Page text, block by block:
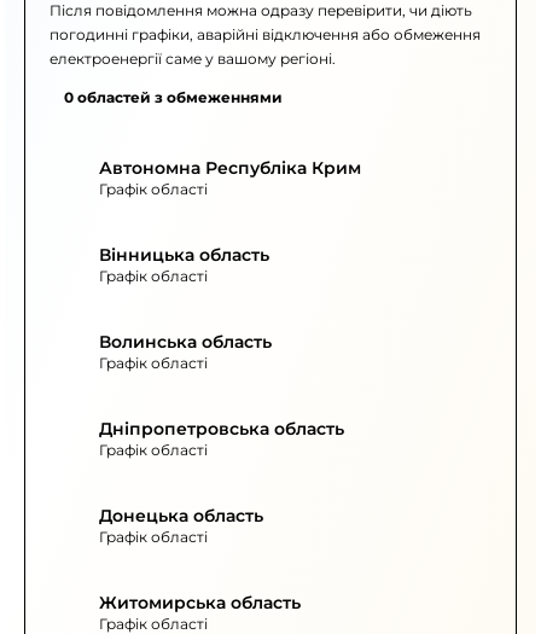
Після повідомлення можна одразу перевірити, чи діють
погодинні графіки, аварійні відключення або обмеження
електроенергії саме у вашому регіоні.
0 областей з обмеженнями
Автономна Республіка Крим
Графік області
Вінницька область
Графік області
Волинська область
Графік області
Дніпропетровська область
Графік області
Донецька область
Графік області
Житомирська область
Графік області